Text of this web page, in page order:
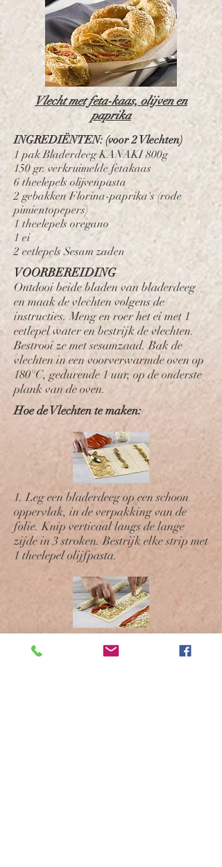
Vlecht met feta-kaas, olijven en
paprika
INGREDIËNTEN: (voor 2 Vlechten)
1 pak Bladerdeeg KANAKI 800g
150 gr. verkruimelde fetakaas
6 theelepels olijvenpasta
2 gebakken Florina-paprika's (rode
pimientopepers)
1 theelepels oregano
1 ei
2 eetlepels Sesam zaden
VOORBEREIDING
Ontdooi beide bladen van bladerdeeg
en maak de vlechten volgens de
instructies. Meng en roer het ei met 1
eetlepel water en bestrijk de vlechten.
Bestrooi ze met sesamzaad. Bak de
vlechten in een voorverwarmde oven op
180°C, gedurende 1 uur, op de onderste
plank van de oven.
1. Leg een bladerdeeg op een schoon
oppervlak, in de verpakking van de
folie. Knip verticaal langs de lange
zijde in 3 stroken. Bestrijk elke strip met
1 theelepel olijfpasta.
Hoe de Vlechten te maken:
2. Strooi er een snuifje oregano over en
verdeel een kleine hoeveelheid